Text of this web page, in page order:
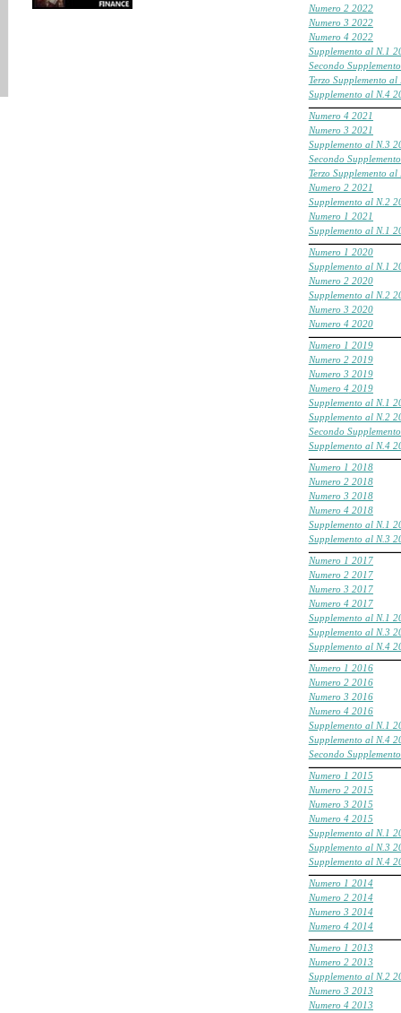
Numero 2 2022
Numero 3 2022
Numero 4 2022
Supplemento al N.1
Secondo
Terzo Supplemento al
Supplemento al N.4
Numero 4 2021
Numero 3 2021
Supplemento al N.3
Secondo
Terzo Supplemento al
Numero 2 2021
Supplemento al N.2
Numero 1 2021
Supplemento al N.1
Numero 1 2020
Supplemento al N.1
Numero 2 2020
Supplemento al N.2
Numero 3 2020
Numero 4 2020
Numero 1 2019
Numero 22019
Numero 3 2019
Numero 42019
Supplemento al N.1
Supplemento al N.2
Secondo
Supplemento al N.4
Numero 1 2018
Numero 2 2018
Numero 3 2018
Numero 4 2018
Supplemento al N.1
Supplemento al N.3
Numero 1 2017
Numero 2 2017
Numero 3 2017
Numero 4 2017
Supplemento al N.1
Supplemento al N.3
Supplemento al N.4
Numero 1 2016
Numero 2 2016
Numero 3 2016
Numero 4 2016
Supplemento al N.1
Supplemento al N.4
Secondo
Numero 1 2015
Numero 2 2015
Numero 3 2015
Numero 4 2015
Supplemento al N.1
Supplemento al N.3
Supplemento al N.4
Numero 1 2014
Numero 2 2014
Numero 3 2014
Numero 4 2014
Numero 1 2013
Numero 2 2013
Supplemento al N.2
Numero 3 2013
Numero 4 2013